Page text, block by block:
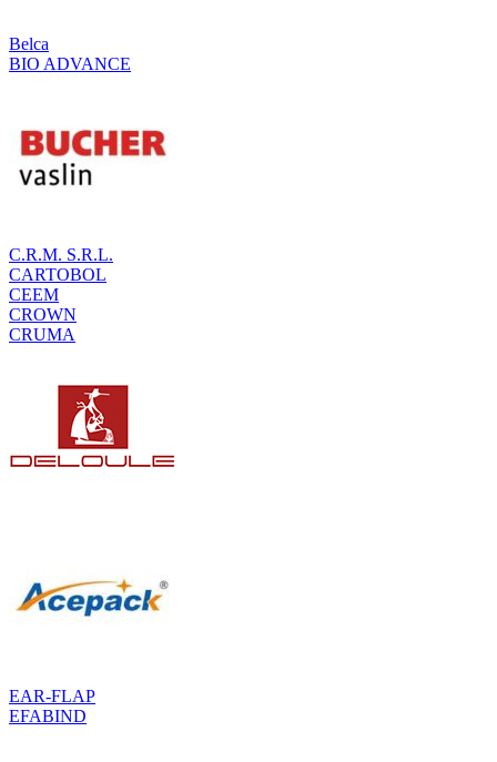
Belca
BIO ADVANCE
C.R.M. S.R.L.
CARTOBOL
CEEM
CROWN
CRUMA
EAR-FLAP
EFABIND